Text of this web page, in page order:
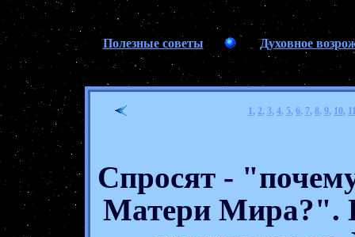
Полезные советы Духовное
1, 2, 3, 4, 5, 6, 7, 8, 9, 10,
Спросят -
Матери Мира?".